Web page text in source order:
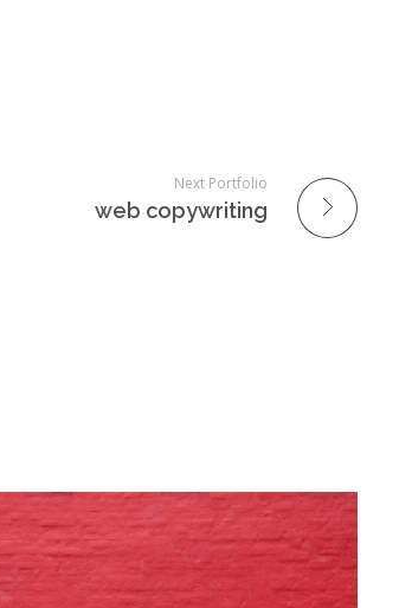
Next Portfolio
web copywriting